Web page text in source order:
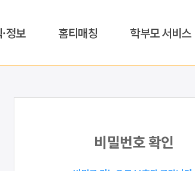
정보 홈티매칭 학부모 서비스
비밀번호 확인